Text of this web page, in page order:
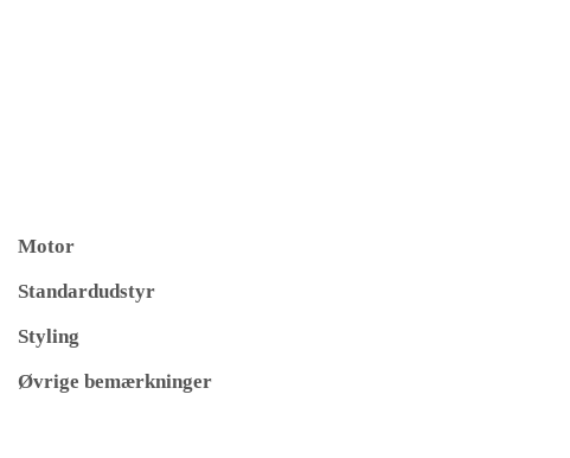
Motor
Standardudstyr
Styling
Øvrige bemærkninger